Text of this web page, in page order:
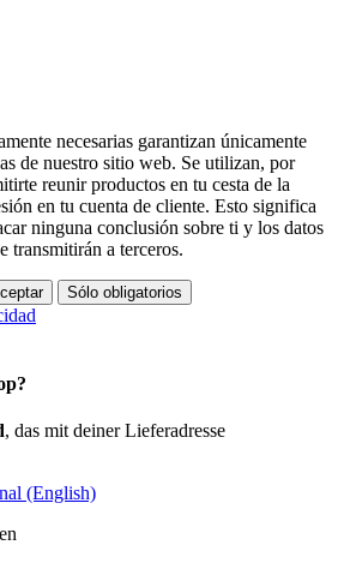
necesarias garantizan únicamente
de nuestro sitio web. Se utilizan, por
reunir productos en tu cesta de la
en tu cuenta de cliente. Esto significa
ninguna conclusión sobre ti y los datos
transmitirán a terceros.
Sólo obligatorios
, das mit deiner Lieferadresse
(English)